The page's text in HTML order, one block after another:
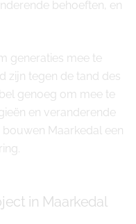
behoeften, en
generaties mee te
zijn tegen de tand des
genoeg om mee te
en veranderende
Maarkedal een
in Maarkedal